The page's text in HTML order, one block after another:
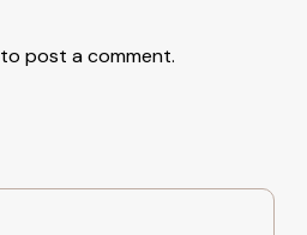
to post a comment.